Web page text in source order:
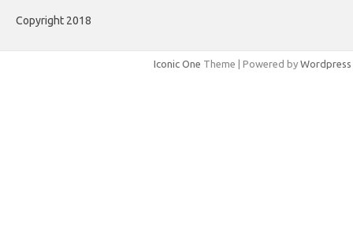
Copyright 2018
Iconic One Theme | Powered by Wordpress